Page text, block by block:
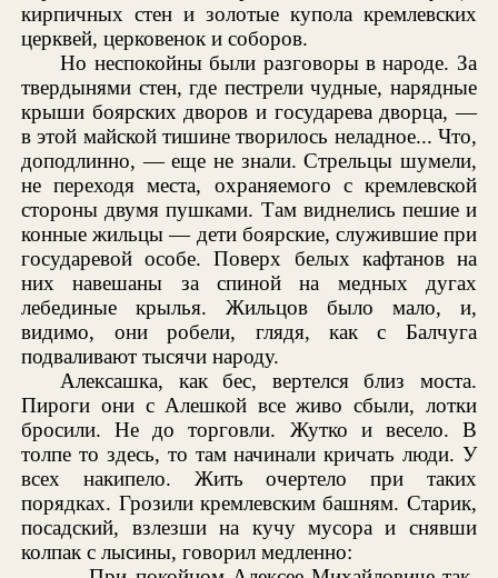
кирпичных стен и золотые купола кремлевских
церквей, церковенок и соборов.
Но неспокойны были разговоры в народе. За
твердынями стен, где пестрели чудные, нарядные
крыши боярских дворов и государева дворца, —
в этой майской тишине творилось неладное... Что,
доподлинно, — еще не знали. Стрельцы шумели,
не переходя места, охраняемого с кремлевской
стороны двумя пушками. Там виднелись пешие и
конные жильцы — дети боярские, служившие при
государевой особе. Поверх белых кафтанов на
них навешаны за спиной на медных дугах
лебединые крылья. Жильцов было мало, и,
видимо, они робели, глядя, как с Балчуга
подваливают тысячи народу.
Алексашка, как бес, вертелся близ моста.
Пироги они с Алешкой все живо сбыли, лотки
бросили. Не до торговли. Жутко и весело. В
толпе то здесь, то там начинали кричать люди. У
всех накипело. Жить очертело при таких
порядках. Грозили кремлевским башням. Старик,
посадский, взлезши на кучу мусора и снявши
колпак с лысины, говорил медленно: